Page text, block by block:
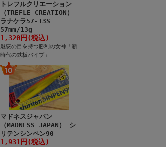
トレフルクリエーション
（TREFLE CREATION）
ラナケラ57-13S
57mm/13g
1,320円(税込)
魅惑の目を持つ勝利の女神「新
時代の鉄板バイブ」
マドネスジャパン
（MADNESS JAPAN） シ
リテンシンペン90
1,931円(税込)